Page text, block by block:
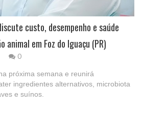
custo, desempenho e saúde
em Foz do Iguaçu (PR)
0
próxima semana e reunirá
ingredientes alternativos, microbiota
e suínos.